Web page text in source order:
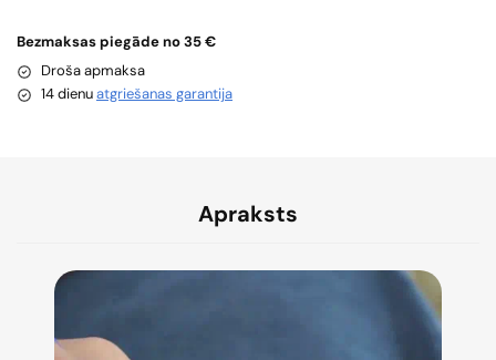
Bezmaksas piegāde no 35 €
Droša apmaksa
14 dienuatgriešanas garantija
Apraksts